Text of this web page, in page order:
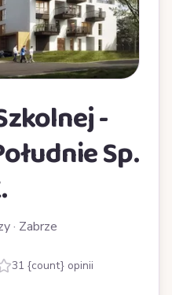
-
Sp.
· Zabrze
31 {count} opinii